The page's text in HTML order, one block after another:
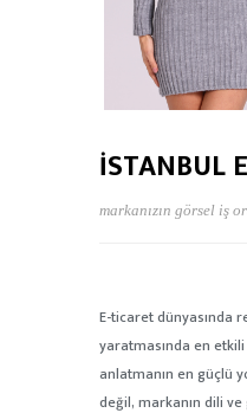
İSTANBUL
markanızın görsel iş
E-ticaret dünyasında
yaratmasında en
anlatmanın en güçlü
değil, markanın dili